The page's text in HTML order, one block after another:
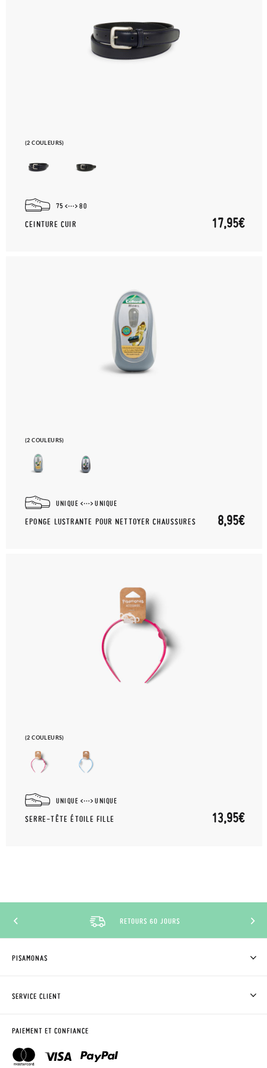
(2 COULEURS)
75 80
CEINTURE CUIR 17,95€
(2 COULEURS)
UNIQUE UNIQUE
EPONGE LUSTRANTE POUR NETTOYER CHAUSSURES 8,95€
(2 COULEURS)
UNIQUE UNIQUE
SERRE-TÊTE ÉTOILE FILLE 13,95€
RETOURS 60 JOURS
PISAMONAS
CLUB PISAMONAS
BLOG & NEWS
AVIS LÉGAL, CONFIDENCIALITÉ ET COOKIES
SERVICE CLIENT
DEMANDER RETOUR
CONTACT
HORAIRES
PAIEMENT ET CONFIANCE